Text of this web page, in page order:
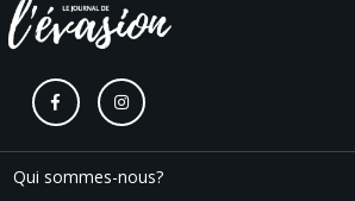
Qui sommes-nous?